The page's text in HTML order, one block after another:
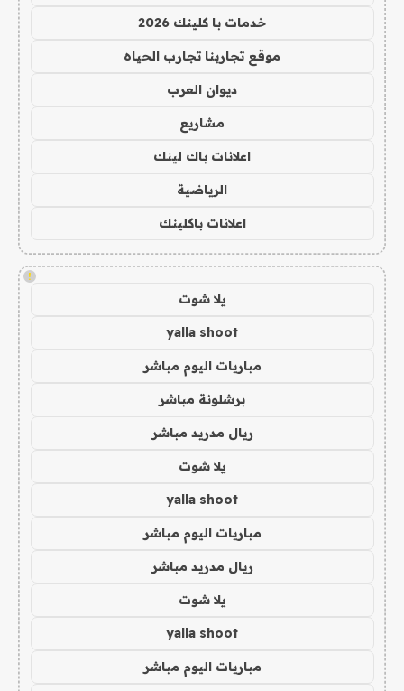
خدمات با كلينك 2026
موقع تجاربنا تجارب الحياه
ديوان العرب
مشاريع
اعلانات باك لينك
الرياضية
اعلانات باكلينك
!
يلا شوت
yalla shoot
مباريات اليوم مباشر
برشلونة مباشر
ريال مدريد مباشر
يلا شوت
yalla shoot
مباريات اليوم مباشر
ريال مدريد مباشر
يلا شوت
yalla shoot
مباريات اليوم مباشر